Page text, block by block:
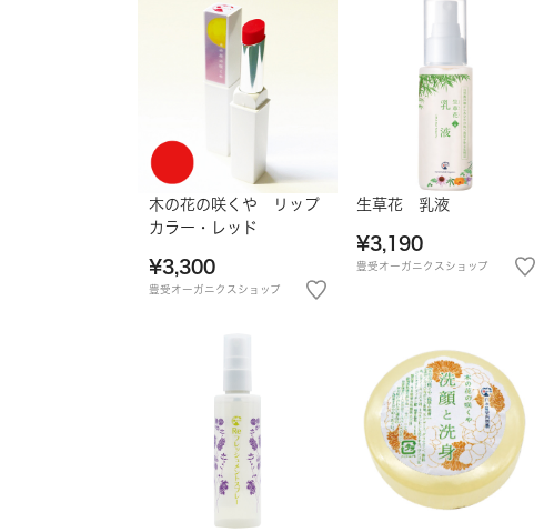
木の花の咲くや リップ
カラー・レッド
¥3,300
豊受オーガニクスショップ
生草花 乳液
¥3,190
豊受オーガニクスショップ